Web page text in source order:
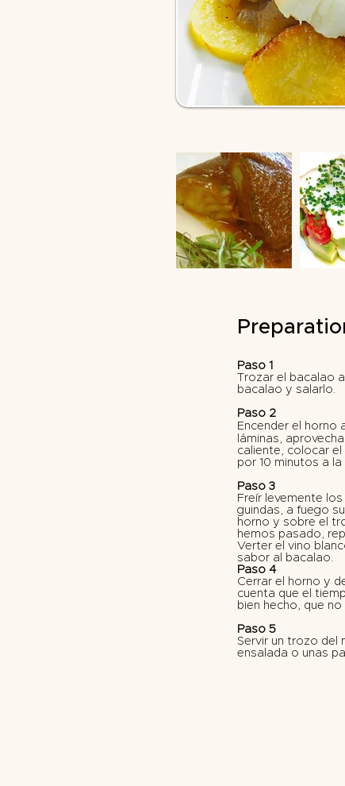
Paso 1
Trozar el bacalao
bacalao y salarlo.
Paso 2
Encender el horno
láminas,
caliente, colocar
por 10 minutos a
Paso 3
Freír levemente
guindas, a fuego
horno y sobre el
hemos pasado,
Verter el vino
sabor al bacalao.
Paso 4
Cerrar el horno y
cuenta que el
bien hecho, que
Paso 5
Servir un trozo del
ensalada o unas